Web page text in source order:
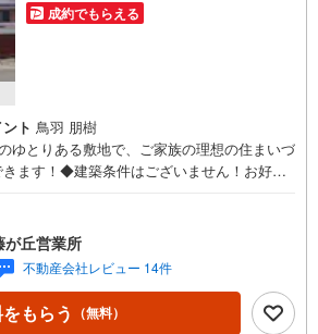
成約でもらえる
ト 鳥羽 朋樹
ゆとりある敷地で、ご家族の理想の住まいづ
きます！◆建築条件はございません！お好き
りで、夢のマイホームを建築できます！◆
公道に接道し、車の出入りもスムーズで
配慮された第一種低層住居専用地域の閑静
ております◆「貴船小学校」まで徒歩約7
子様も無理なく通学！◆「ファミリーマー
丁目店」まで徒歩約4分の立地です！◆是
丘営業所
不動産会社レビュー 14件
もらう （無料）